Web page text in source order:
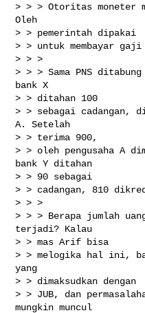
> > > Otoritas moneter
Oleh
> > pemerintah dipakai
> > untuk membayar gaji
> > >
> > > Sama PNS
bank X
> > ditahan 100
> > sebagai cadangan,
A. Setelah
> > terima 900,
> > oleh pengusaha A
bank Y ditahan
> > 90 sebagai
> > cadangan, 810
> > >
> > > Berapa jumlah
terjadi? Kalau
> > mas Arif bisa
> > melogika hal ini,
yang
> > dimaksudkan dengan
> > JUB, dan
mungkin muncul